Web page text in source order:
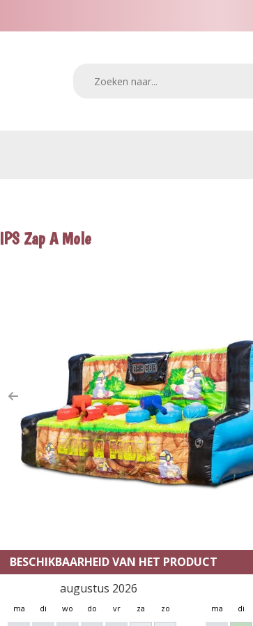
IPS Zap A Mole
Previous
BESCHIKBAARHEID VAN HET PRODUCT
augustus 2026
ma di wo do vr za zo ma di